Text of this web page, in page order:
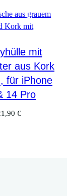
mit
aus Kork
für iPhone
14 Pro
€